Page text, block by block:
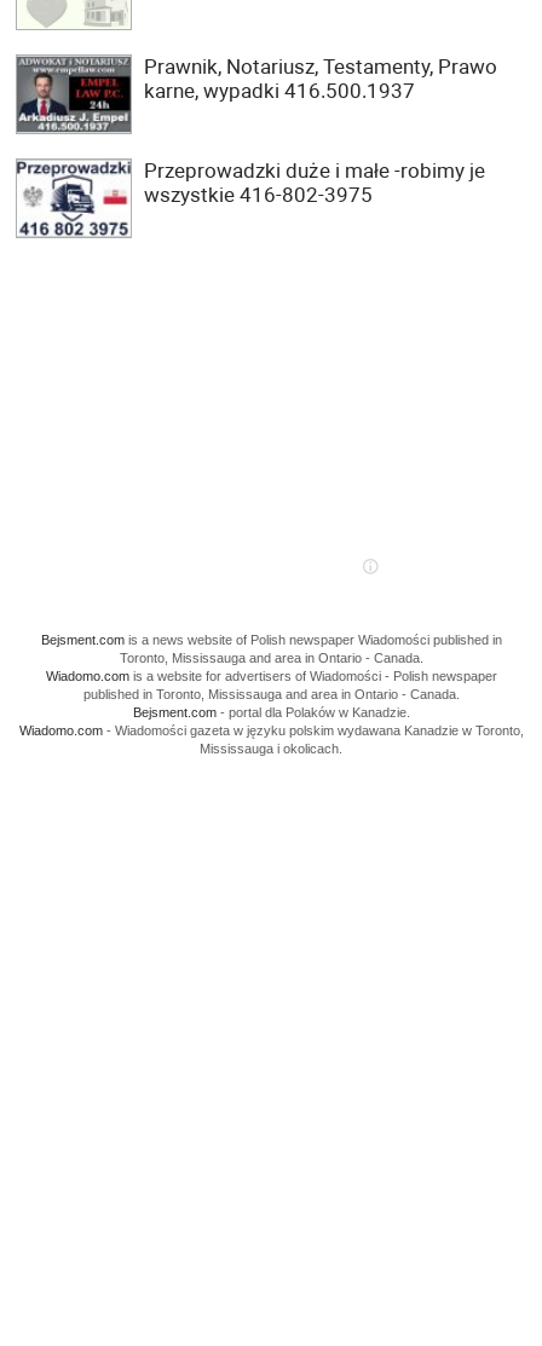
Prawnik, Notariusz, Testamenty, Prawo
karne, wypadki 416.500.1937
Przeprowadzki duże i małe -robimy je
wszystkie 416-802-3975
Bejsment.comis a news website of Polish newspaper Wiadomości published in
Toronto, Mississauga and area in Ontario - Canada.
Wiadomo.comis a website for advertisers of Wiadomości - Polish newspaper
published in Toronto, Mississauga and area in Ontario - Canada.
Bejsment.com- portal dla Polaków w Kanadzie.
Wiadomo.com- Wiadomości gazeta w języku polskim wydawana Kanadzie w Toronto,
Mississauga i okolicach.